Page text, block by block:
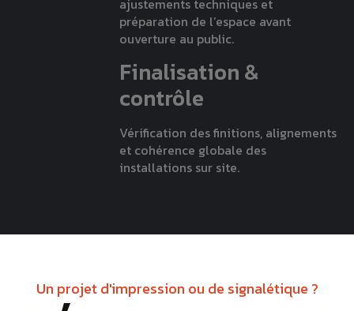
ajustements techniques et
préparation de l’espace avant
ouverture au public.
Finalisation &
contrôle
Vérification des finitions, alignements
et cohérence globale des
installations sur site.
Un projet d'impression ou de signalétique ?